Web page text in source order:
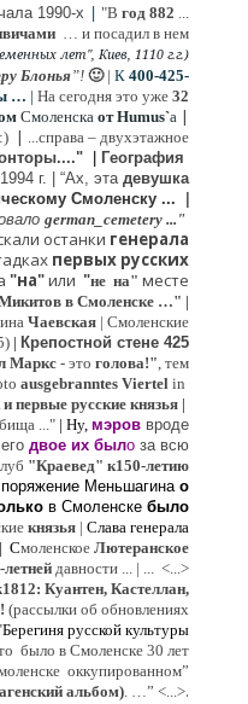
1990-х | "В год 882 ...
… и посадил в нем
лет", Киев, 1110 г.г.)
Блонья”! 🙂| К 400-425-
… | На сегодня это уже 32
Смоленска от Humus`a |
| ...справа – двухэтажное
Гeография
г. “Ах, эта девушка
Смоленску ...
german_cemetery ..."
останки генерала
первых русских
"на"или "не на" месте
в Смоленске …" |
Чаевская | Смоленские
| Крепостной стене 425
Маркс - это голова!", тем
ausgebranntes Viertel in
первые русские князья |
..." | Ну, мэров вроде
двое их было за всю
"Краевед" к150-летию
Меньшагинао
в Смоленске было
князья | Слава генерала
| Смоленское Лютерaнское
летнейдавности ... | ... <...>
Куантен, Кастеллан,
(рассылки об обновлениях
Берегиня русской культуры
было в Смоленске 30 лет
оккупированном”
альбом). …” <...>.